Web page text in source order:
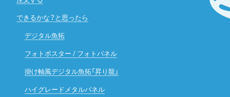
できるかな？と思ったら
デジタル魚拓
フォトポスター / フォトパネル
掛け軸風デジタル魚拓「昇り龍」
ハイグレードメタルパネル